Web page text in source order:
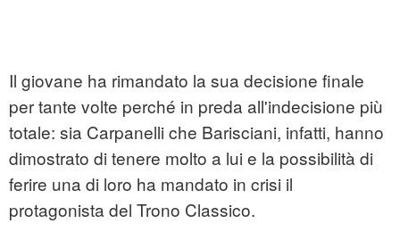
Il giovane ha rimandato la sua decisione finale
per tante volte perché in preda all'indecisione più
totale: sia Carpanelli che Barisciani, infatti, hanno
dimostrato di tenere molto a lui e la possibilità di
ferire una di loro ha mandato in crisi il
protagonista del Trono Classico.